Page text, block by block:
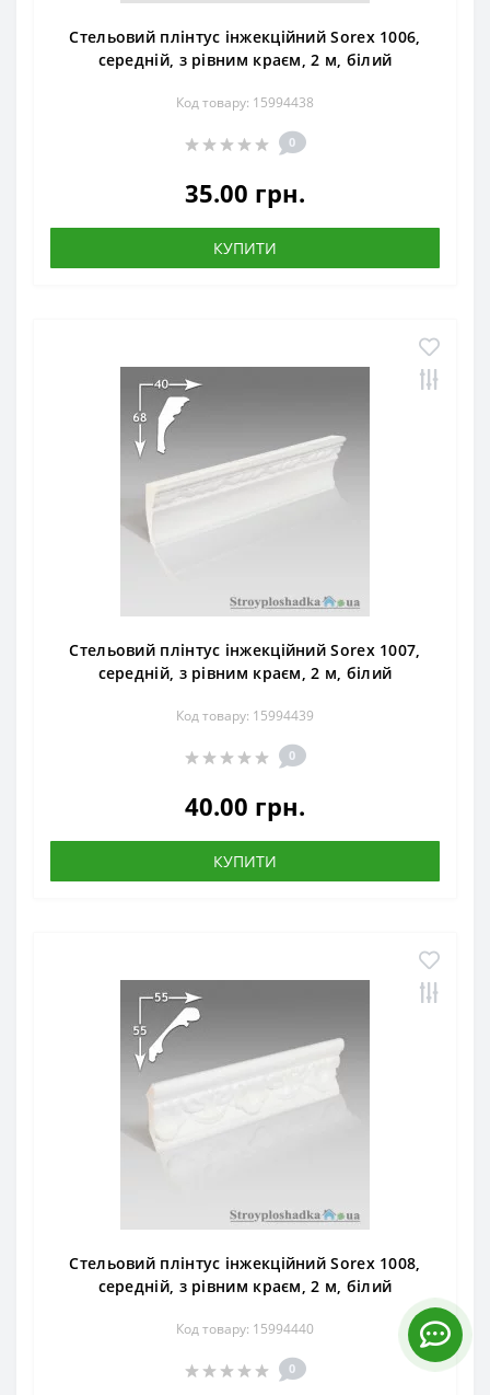
Стельовий плінтус інжекційний Sorex 1006,
середній, з рівним краєм, 2 м, білий
Код товару: 15994438
0
35.00 грн.
КУПИТИ
Стельовий плінтус інжекційний Sorex 1007,
середній, з рівним краєм, 2 м, білий
Код товару: 15994439
0
40.00 грн.
КУПИТИ
Стельовий плінтус інжекційний Sorex 1008,
середній, з рівним краєм, 2 м, білий
Код товару: 15994440
0